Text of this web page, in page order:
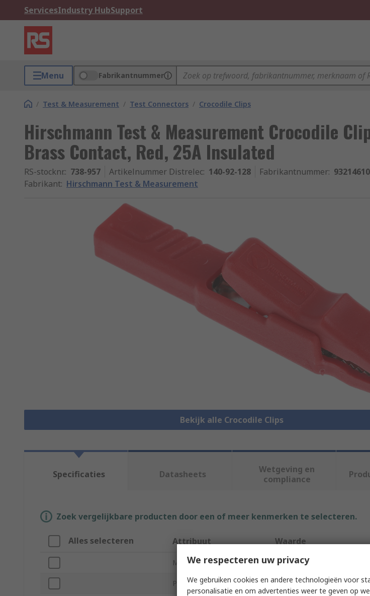
ServicesIndustry HubSupport
Menu Fabrikantnummer
/ Test & Measurement / Test Connectors / Crocodile Clips
Hirschmann Test & Measurement Crocodile
Brass Contact, Red, 25A Insulated
RS-stocknr.: 738-957 Artikelnummer Distrelec: 140-92-128 Fabrikantnummer:
Fabrikant: Hirschmann Test & Measurement
Bekijk alle Crocodile Clips
Specificaties Datasheets
Wetgeving en
compliance
Zoek vergelijkbare producten door een of meer kenmerken te selecteren.
Alles selecteren Attribuut Waarde
Merk Hirschmann Test &
Product Type Crocodile Clip
We respecteren uw privacy
We gebruiken cookies en andere technologieën voor
personalisatie en om advertenties weer te geven op